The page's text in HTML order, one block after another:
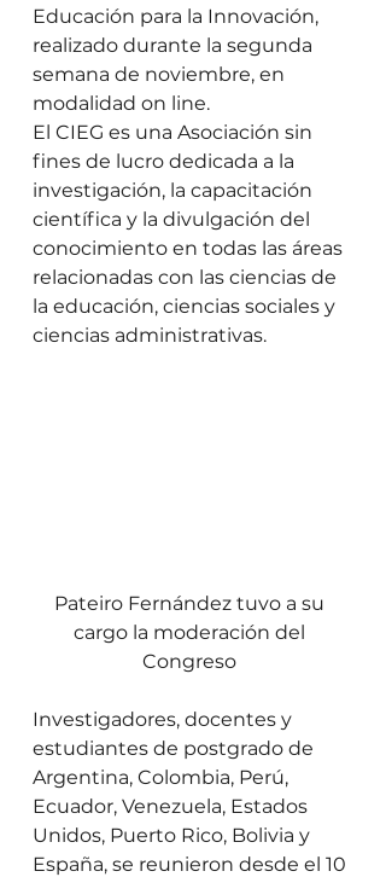
Educación para la Innovación,
realizado durante la segunda
semana de noviembre, en
modalidad on line.
El CIEG es una Asociación sin
fines de lucro dedicada a la
investigación, la capacitación
científica y la divulgación del
conocimiento en todas las áreas
relacionadas con las ciencias de
la educación, ciencias sociales y
ciencias administrativas.
Pateiro Fernández tuvo a su
cargo la moderación del
Congreso
Investigadores, docentes y
estudiantes de postgrado de
Argentina, Colombia, Perú,
Ecuador, Venezuela, Estados
Unidos, Puerto Rico, Bolivia y
España, se reunieron desde el 10